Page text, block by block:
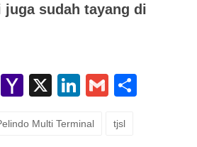
juga sudah tayang di
WhatsApp
Yahoo
X LinkedIn
Gmail
Multi Terminal tjsl